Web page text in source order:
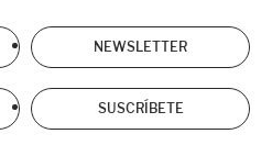
NEWSLETTER
SUSCRÍBETE